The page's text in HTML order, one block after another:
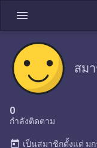
menu
สม
0
กำลังติดตาม
today เป็นสมาชิกตั้งแต่ ม